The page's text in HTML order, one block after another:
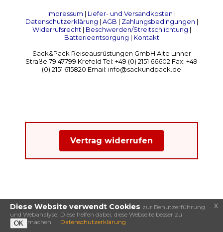
Impressum | Liefer- und Versandkosten |
Datenschutzerklärung | AGB | Zahlungsbedingungen |
Widerrufsrecht| Beschwerden/Streitschlichtung |
Batterieentsorgung | Kontakt
Sack&Pack Reiseausrüstungen GmbH Alte Linner
Straße 79 47799 Krefeld Tel: +49 (0) 2151 66602 Fax: +49
(0) 2151 615820 Email: info@sackundpack.de
Vertrag widerrufen
Diese Website verwendt Cookies zur Benutzerführung
und Webanalyse. Diese helfen dabei, diese Webseite besser zu
machen.
OK Datenschutzerklärung
x